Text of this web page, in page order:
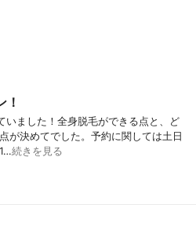
！
いました！全身脱毛ができる点と、ど
が決めてでした。予約に関しては土日
続きを見る